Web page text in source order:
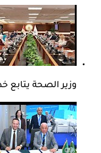
وزير الصحة يتابع